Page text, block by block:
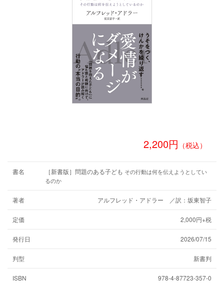
2,200円 （税込）
書名 ［新書版］問題のある子ども その行動は何を伝えようとしてい
るのか
著者 アルフレッド・アドラー ／訳：坂東智子
定価 2,000円+税
発行日 2026/07/15
判型 新書判
ISBN 978-4-87723-357-0